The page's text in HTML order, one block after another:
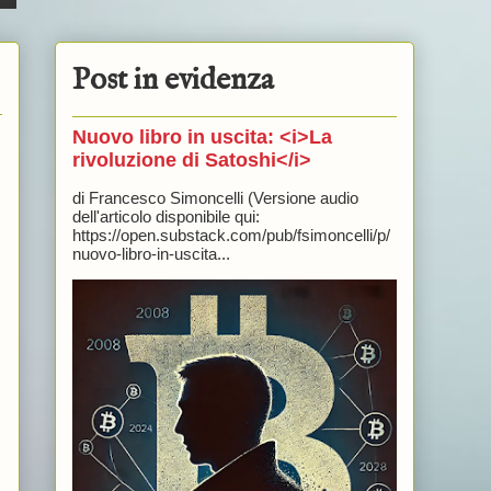
Post in evidenza
Nuovo libro in uscita: <i>La
rivoluzione di Satoshi</i>
di Francesco Simoncelli (Versione audio
dell'articolo disponibile qui:
https://open.substack.com/pub/fsimoncelli/p/
nuovo-libro-in-uscita...